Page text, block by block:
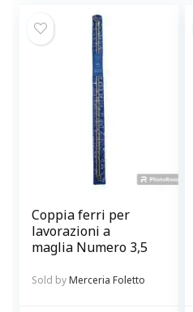
Coppia ferri per
lavorazioni a
maglia Numero 3,5
Sold byMerceria Foletto